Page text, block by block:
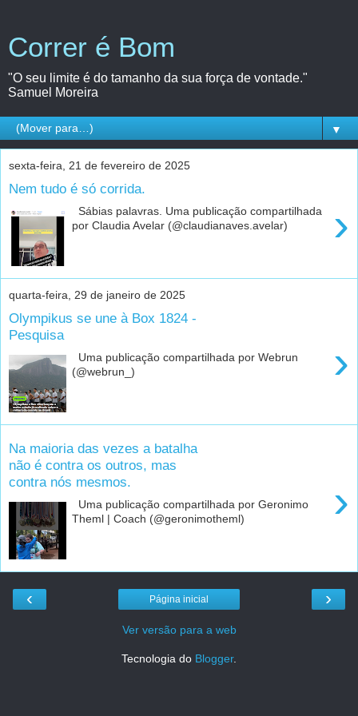
Correr é Bom
"O seu limite é do tamanho da sua força de vontade."
Samuel Moreira
▼
sexta-feira, 21 de fevereiro de 2025
Nem tudo é só corrida.
›
Sábias palavras. Uma publicação compartilhada
por Claudia Avelar (@claudianaves.avelar)
quarta-feira, 29 de janeiro de 2025
Olympikus se une à Box 1824 -
Pesquisa
›
Uma publicação compartilhada por Webrun
(@webrun_)
Na maioria das vezes a batalha
não é contra os outros, mas
contra nós mesmos.
›
Uma publicação compartilhada por Geronimo
Theml | Coach (@geronimotheml)
‹ ›
Página inicial
Ver versão para a web
Tecnologia do Blogger.